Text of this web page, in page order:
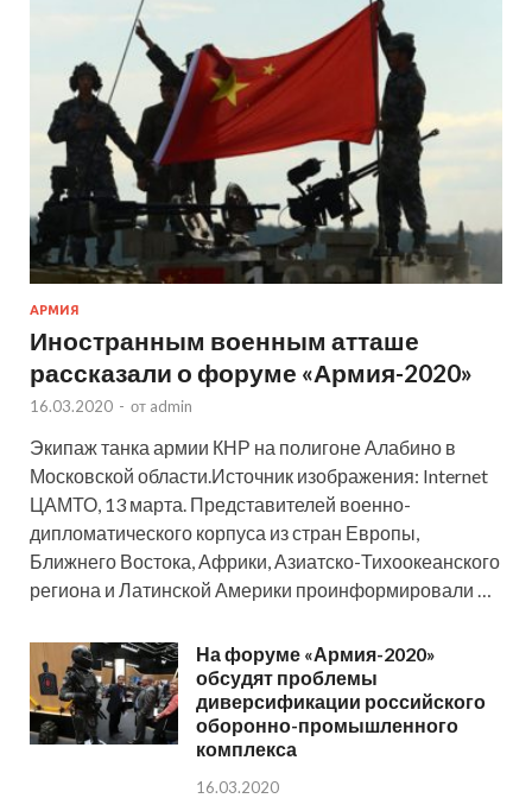
АРМИЯ
Иностранным военным атташе
рассказали о форуме «Армия-2020»
16.03.2020 - от admin
Экипаж танка армии КНР на полигоне Алабино в
Московской области.Источник изображения: Internet
ЦАМТО, 13 марта. Представителей военно-
дипломатического корпуса из стран Европы,
Ближнего Востока, Африки, Азиатско-Тихоокеанского
региона и Латинской Америки проинформировали …
На форуме «Армия-2020»
обсудят проблемы
диверсификации российского
оборонно-промышленного
комплекса
16.03.2020